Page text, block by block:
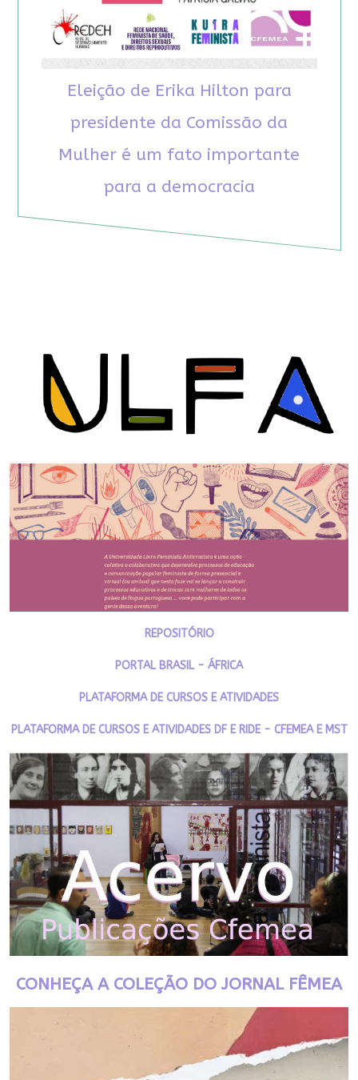
Eleição de Erika Hilton para
presidente da Comissão da
Mulher é um fato importante
para a democracia
REPOSITÓRIO
PORTAL BRASIL - ÁFRICA
PLATAFORMA DE CURSOS E ATIVIDADES
PLATAFORMA DE CURSOS E ATIVIDADES DF E RIDE - CFEMEA E MST
CONHEÇA A COLEÇÃO DO JORNAL FÊMEA